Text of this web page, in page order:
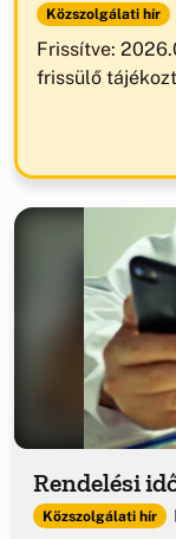
Közszolgálati hír
Frissítve:
frissülő
Rendelési
Közszolgálati hír